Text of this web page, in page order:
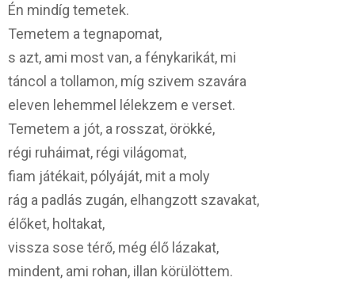
Én mindíg temetek.
Temetem a tegnapomat,
s azt, ami most van, a fénykarikát, mi
táncol a tollamon, míg szivem szavára
eleven lehemmel lélekzem e verset.
Temetem a jót, a rosszat, örökké,
régi ruháimat, régi világomat,
fiam játékait, pólyáját, mit a moly
rág a padlás zugán, elhangzott szavakat,
élőket, holtakat,
vissza sose térő, még élő lázakat,
mindent, ami rohan, illan körülöttem.